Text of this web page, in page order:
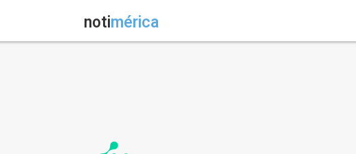
notimérica